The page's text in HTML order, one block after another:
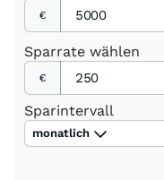
€
Sparrate wählen
€
Sparintervall
monatlich